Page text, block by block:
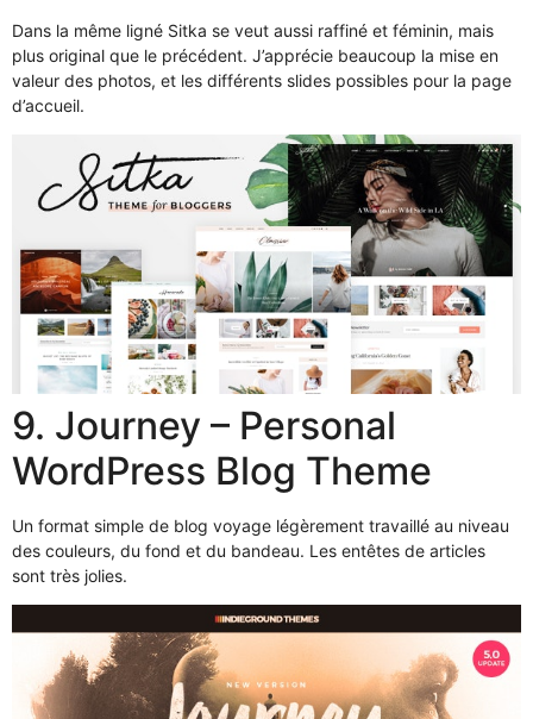
Dans la même ligné Sitka se veut aussi raffiné et féminin, mais
plus original que le précédent. J’apprécie beaucoup la mise en
valeur des photos, et les différents slides possibles pour la page
d’accueil.
9. Journey – Personal
WordPress Blog Theme
Un format simple de blog voyage légèrement travaillé au niveau
des couleurs, du fond et du bandeau. Les entêtes de articles
sont très jolies.